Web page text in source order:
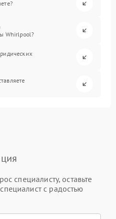
Whirlpool?
специалисту, оставьте
с радостью